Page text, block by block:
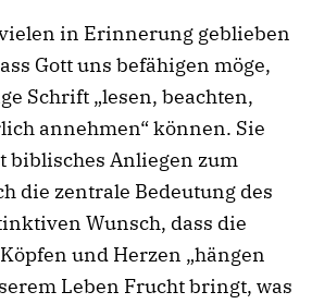
in Erinnerung geblieben
Gott uns befähigen möge,
Schrift „lesen, beachten,
annehmen“ können. Sie
biblisches Anliegen zum
die zentrale Bedeutung des
Wunsch, dass die
und Herzen „hängen
Leben Frucht bringt, was